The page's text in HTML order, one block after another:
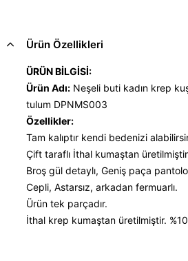
Ürün Özellikleri
ÜRÜN BİLGİSİ:
Ürün Adı: Neşeli buti kadın krep
tulum DPNMS003
Özellikler:
Tam kalıptır kendi bedenizi
Çift taraflı İthal kumaştan
Broş gül detaylı, Geniş paça
Cepli, Astarsız, arkadan fermuarlı.
Ürün tek parçadır.
İthal krep kumaştan üretilmiştir.